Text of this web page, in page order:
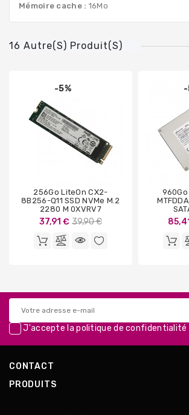
Mémoire cache : 16Mo
16 Autre(s) Produit(s)
-5%
256Go LiteOn CX2-
8B256-Q11 SSD NVMe M.2
2280 M 0XVRV7
37,91 € Prix
base
39,90 €
-
960Go
J'accepte lapolitique de confidentialité
CONTACT
PRODUITS